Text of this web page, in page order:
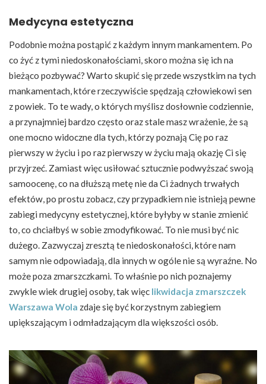
Medycyna estetyczna
Podobnie można postąpić z każdym innym mankamentem. Po
co żyć z tymi niedoskonałościami, skoro można się ich na
bieżąco pozbywać? Warto skupić się przede wszystkim na tych
mankamentach, które rzeczywiście spędzają człowiekowi sen
z powiek. To te wady, o których myślisz dosłownie codziennie,
a przynajmniej bardzo często oraz stale masz wrażenie, że są
one mocno widoczne dla tych, którzy poznają Cię po raz
pierwszy w życiu i po raz pierwszy w życiu mają okazję Ci się
przyjrzeć. Zamiast więc usiłować sztucznie podwyższać swoją
samoocenę, co na dłuższą metę nie da Ci żadnych trwałych
efektów, po prostu zobacz, czy przypadkiem nie istnieją pewne
zabiegi medycyny estetycznej, które byłyby w stanie zmienić
to, co chciałbyś w sobie zmodyfikować. To nie musi być nic
dużego. Zazwyczaj zresztą te niedoskonałości, które nam
samym nie odpowiadają, dla innych w ogóle nie są wyraźne. No
może poza zmarszczkami. To właśnie po nich poznajemy
zwykle wiek drugiej osoby, tak więc likwidacja zmarszczek
Warszawa Wola zdaje się być korzystnym zabiegiem
upiększającym i odmładzającym dla większości osób.